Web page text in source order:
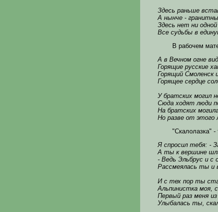
Здесь раньше
А нынче -
Здесь нет ни
Все судьбы в
В рабочем
А в Вечном огне
Горящие русские
Горящий Смоленск
Горящее сердце
У братских могил
Сюда ходят люди
На братских
Но разве от этого
"Скалолазка" -
Я спросил тебя: -
А ты к вершине
- Ведь Эльбрус и с
Рассмеялась ты и
И с тех пор ты
Альпинистка моя,
Первый раз меня
Улыбалась ты,